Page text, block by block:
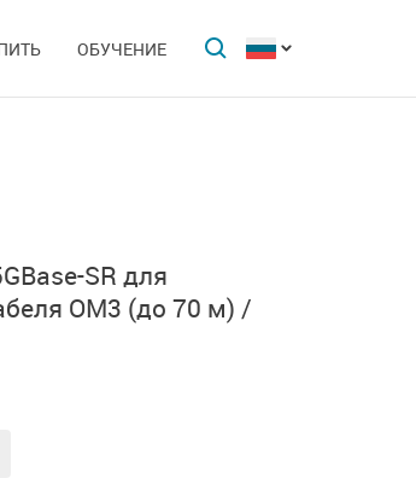
ОБУЧЕНИЕ
SR для
OM3 (до 70 м) /